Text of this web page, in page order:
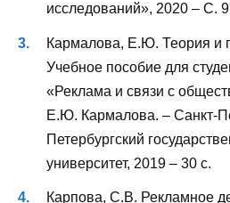
исследований», 2020 – С.
Кармалова, Е.Ю. Теория и
Учебное пособие для
«Реклама и связи с
Е.Ю. Кармалова. – Санкт-
Петербургский
университет, 2019 – 30 с.
Карпова, С.В. Рекламное